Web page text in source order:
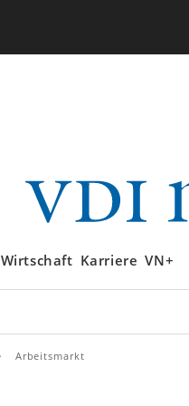
Wirtschaft Karriere VN+
Arbeitsmarkt